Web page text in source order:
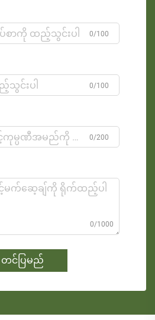
0/100
0/100
0/200
0/1000
တင်ပြမည်